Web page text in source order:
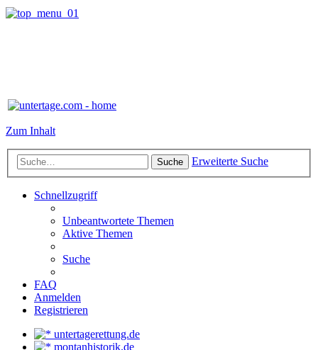
Zum Inhalt
Suche Erweiterte Suche
Schnellzugriff
Unbeantwortete Themen
Aktive Themen
Suche
FAQ
Anmelden
Registrieren
untertagerettung.de
montanhistorik.de